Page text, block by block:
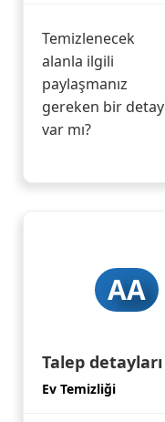
Temizlenecek
alanla ilgili
paylaşmanız
gereken bir detay
var mı?
AA
Talep detayları
Ev Temizliği